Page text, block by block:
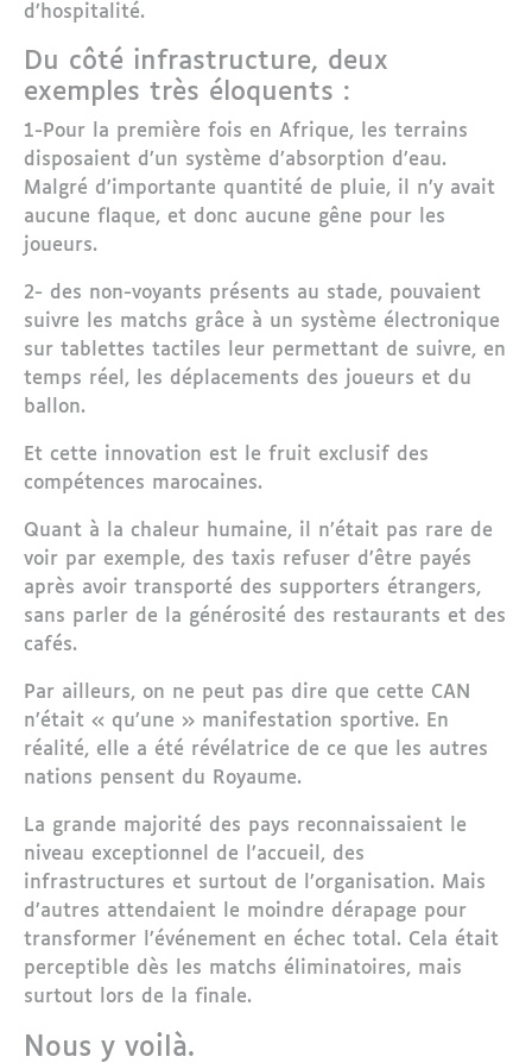
d’hospitalité.
Du côté infrastructure, deux
exemples très éloquents :
1-Pour la première fois en Afrique, les terrains
disposaient d’un système d’absorption d’eau.
Malgré d’importante quantité de pluie, il n’y avait
aucune flaque, et donc aucune gêne pour les
joueurs.
2- des non-voyants présents au stade, pouvaient
suivre les matchs grâce à un système électronique
sur tablettes tactiles leur permettant de suivre, en
temps réel, les déplacements des joueurs et du
ballon.
Et cette innovation est le fruit exclusif des
compétences marocaines.
Quant à la chaleur humaine, il n’était pas rare de
voir par exemple, des taxis refuser d’être payés
après avoir transporté des supporters étrangers,
sans parler de la générosité des restaurants et des
cafés.
Par ailleurs, on ne peut pas dire que cette CAN
n’était « qu’une » manifestation sportive. En
réalité, elle a été révélatrice de ce que les autres
nations pensent du Royaume.
La grande majorité des pays reconnaissaient le
niveau exceptionnel de l’accueil, des
infrastructures et surtout de l’organisation. Mais
d’autres attendaient le moindre dérapage pour
transformer l’événement en échec total. Cela était
perceptible dès les matchs éliminatoires, mais
surtout lors de la finale.
Nous y voilà.